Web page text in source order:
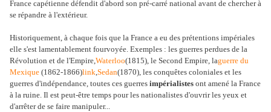
France capétienne défendit d'abord son pré-carré national avant de chercher à
se répandre à l'extérieur.
Historiquement, à chaque fois que la France a eu des prétentions impériales
elle s'est lamentablement fourvoyée. Exemples : les guerres perdues de la
Révolution et de l'Empire,Waterloo(1815), le Second Empire, laguerre du
Mexique (1862-1866)link,Sedan(1870), les conquêtes coloniales et les
guerres d'indépendance, toutes ces guerres impérialistes ont amené la France
à la ruine. Il est peut-être temps pour les nationalistes d'ouvrir les yeux et
d'arrêter de se faire manipuler...